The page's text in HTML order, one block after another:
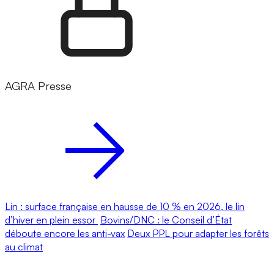
AGRA Presse
Lin : surface française en hausse de 10 % en 2026, le lin
d’hiver en plein essor Bovins/DNC : le Conseil d’État
déboute encore les anti-vax Deux PPL pour adapter les forêts
au climat